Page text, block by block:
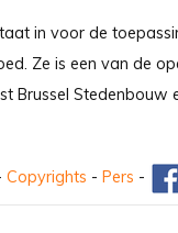
in voor de
Ze is een van de
Brussel Stedenbouw
Copyrights - Pers -